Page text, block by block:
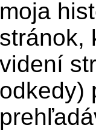
moja
stránok,
videní
odkedy)